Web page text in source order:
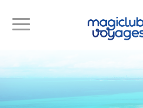
Toggle
Toggle
navigation